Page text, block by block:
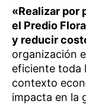
«Realizar por
el Predio
y reducir
organización
eficiente toda
contexto
impacta en la